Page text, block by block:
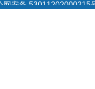
网安备 53011202000215